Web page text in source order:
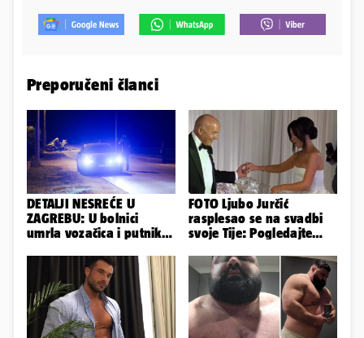
Preporučeni članci
DETALJI NESREĆE U
ZAGREBU: U bolnici
umrla vozačica i putnik,
FOTO Ljubo Jurčić
rasplesao se na svadbi
svoje Tije: Pogledajte
vjenčanje...